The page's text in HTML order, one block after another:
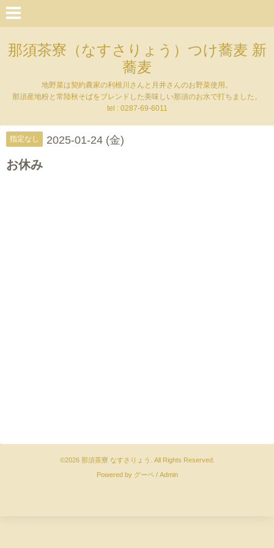
那須茶寮（なすさりょう）つけ蕎麦 新
蕎麦
地野菜は契約農家の利根川さんと月井さんのお野菜使用。
那須産地粉と常陸秋そばをブレンドした美味しい那須のお水で打ちました。
tel : 0287-69-6011
指定なし 2025-01-24 (金)
お休み
©2026 那須茶寮 なすさりょう
. All Rights Reserved.
Powered by グーペ/ Admin